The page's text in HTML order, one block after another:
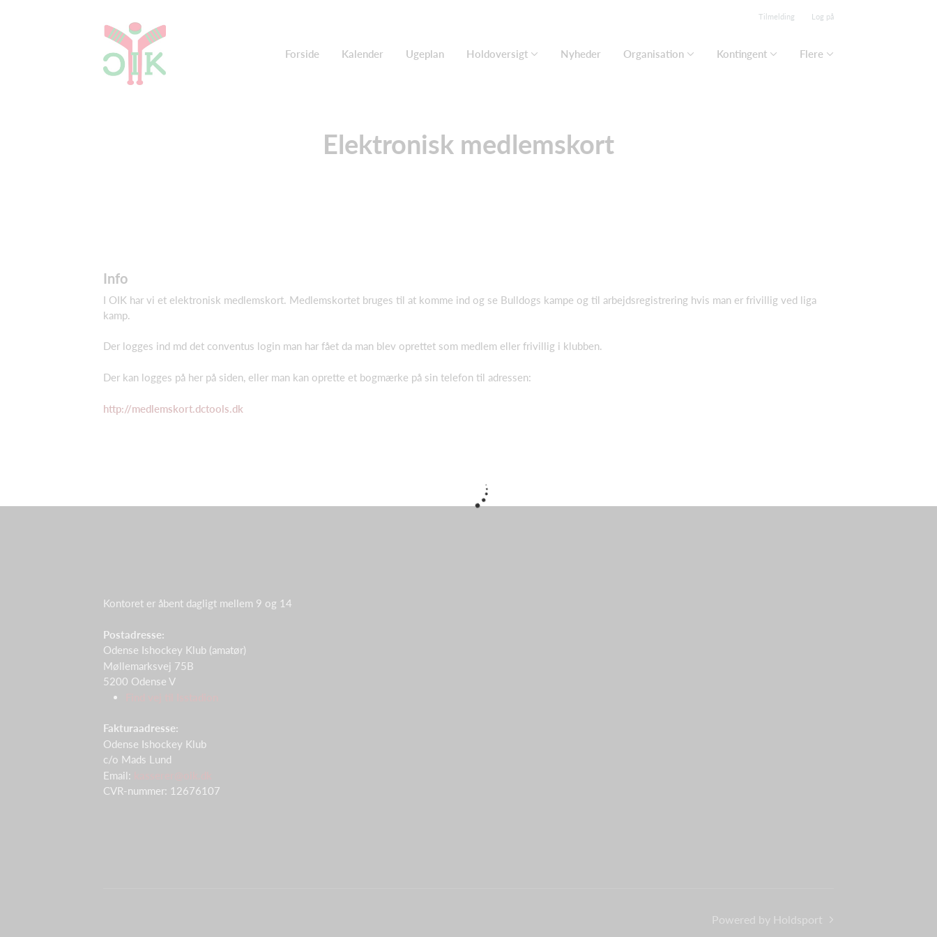
Tilmelding Log på
Forside Kalender Ugeplan Holdoversigt Nyheder Organisation Kontingent Flere
Elektronisk medlemskort
Info
I OIK har vi et elektronisk medlemskort. Medlemskortet bruges til at komme ind og se Bulldogs kampe og til arbejdsregistrering hvis man er frivillig ved liga
kamp.
Der logges ind md det conventus login man har fået da man blev oprettet som medlem eller frivillig i klubben.
Der kan logges på her på siden, eller man kan oprette et bogmærke på sin telefon til adressen:
http://medlemskort.dctools.dk
Kontoret er åbent dagligt mellem 9 og 14
Postadresse:
Odense Ishockey Klub (amatør)
Møllemarksvej 75B
5200 Odense V
Fakturaadresse:
Odense Ishockey Klub
c/o Mads Lund
Email:
CVR-nummer: 12676107
Powered by Holdsport